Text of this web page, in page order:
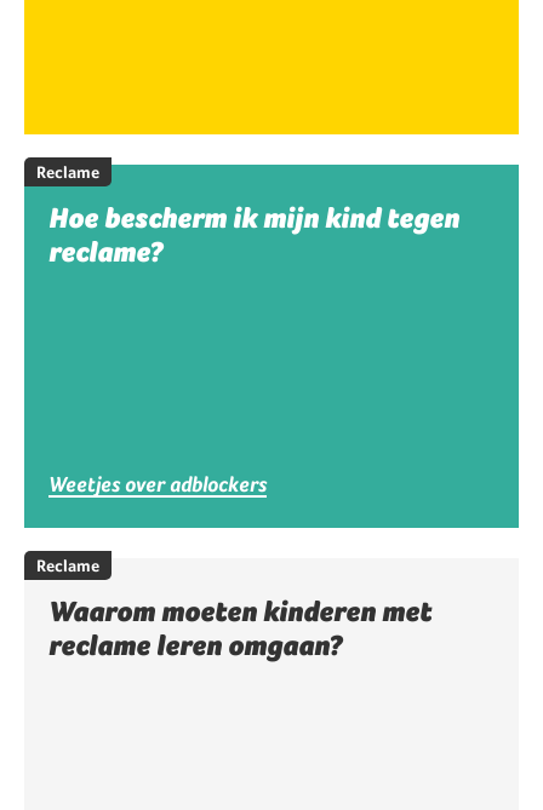
Reclame
Hoe bescherm ik mijn kind tegen
reclame?
Weetjes over adblockers
Reclame
Waarom moeten kinderen met
reclame leren omgaan?